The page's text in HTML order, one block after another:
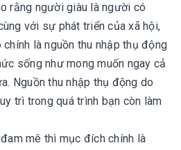
rằng người giàu là người có
với sự phát triển của xã hội,
là nguồn thu nhập thụ động
sống như mong muốn ngay cả
Nguồn thu nhập thụ động do
trì trong quá trình bạn còn làm
mê thì mục đích chính là